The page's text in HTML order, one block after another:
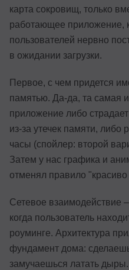
карта сокровищ, только
работающее приложение,
пользователей нервно
в ожидании загрузки.
Первое, с чем придется
памятью. Да-да, та самая
приложение либо
из-за утечек памяти, либо
часы (спойлер: второй
Затем у нас графика и
отменял правило
Сетевое взаимодействие
когда пользователь
роуминге. Архитектура
фундамент дома:
замучаешься латать